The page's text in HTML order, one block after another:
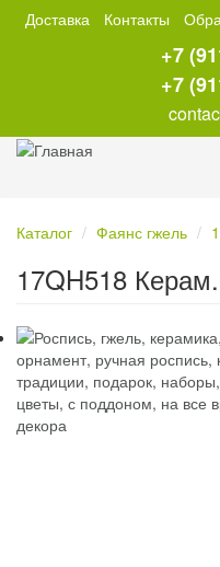
Перейти
Доставка Контакты
+7
+7
Каталог
Фаянс гжель
17QH518